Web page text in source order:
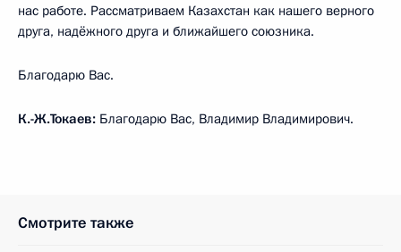
нас работе. Рассматриваем Казахстан как нашего верного
друга, надёжного друга и ближайшего союзника.
Благодарю Вас.
К.-Ж.Токаев: Благодарю Вас, Владимир Владимирович.
Смотрите также